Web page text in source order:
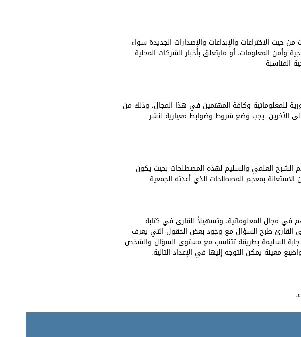
حيث الاختراعات والإبداعات والإصدارات الجديدة سواء
وأمن المعلومات، أو مايتعلق بأخبار الشركات المحلية
المناسبة
للمعلوماتية وكافة المهتمين في هذا المجال، وذلك من
الآخرين. يجب وضع شروط وضوابط معيارية لنشر
الشرح العلمي والسليم لهذه المصطلحات بحيث يكون
بمعجم المصطلحات الذي أعدته الجمعية.
في مجال المعلوماتية، وتسهيلاً للقارئ في كتابة
القارئ طرح السؤال مع وجود بعض الحقول التي يعرف
السليمة بطريقة تتناسب مع مستوى السؤال والشخص
معينة يمكن التوجه إليها في الإعداد التالية.